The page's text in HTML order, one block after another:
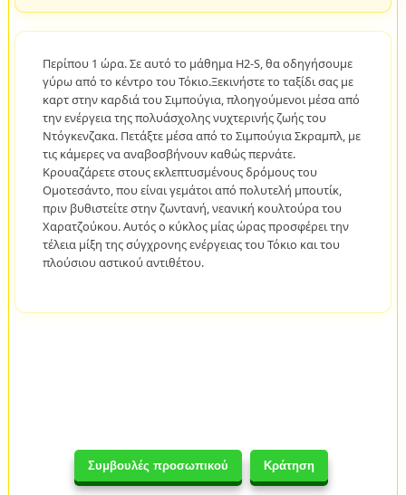
Συμβουλές προσωπικού Κράτηση
Περίπου 1 ώρα. Σε αυτό το μάθημα H2-S, θα οδηγήσουμε
γύρω από το κέντρο του Τόκιο.Ξεκινήστε το ταξίδι σας με
καρτ στην καρδιά του Σιμπούγια, πλοηγούμενοι μέσα από
την ενέργεια της πολυάσχολης νυχτερινής ζωής του
Ντόγκενζακα. Πετάξτε μέσα από το Σιμπούγια Σκραμπλ, με
τις κάμερες να αναβοσβήνουν καθώς περνάτε.
Κρουαζάρετε στους εκλεπτυσμένους δρόμους του
Ομοτεσάντο, που είναι γεμάτοι από πολυτελή μπουτίκ,
πριν βυθιστείτε στην ζωντανή, νεανική κουλτούρα του
Χαρατζούκου. Αυτός ο κύκλος μίας ώρας προσφέρει την
τέλεια μίξη της σύγχρονης ενέργειας του Τόκιο και του
πλούσιου αστικού αντιθέτου.